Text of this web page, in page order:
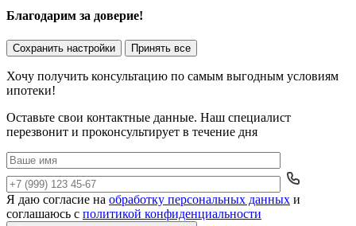
Благодарим за доверие!
Сохранить настройки Принять все
Хочу получить консультацию по самым выгодным условиям
ипотеки!
Оставьте свои контактные данные. Наш специалист
перезвонит и проконсультирует в течение дня
Да
Я даю согласие на обработку персональных данных и
соглашаюсь с политикой конфиденциальности